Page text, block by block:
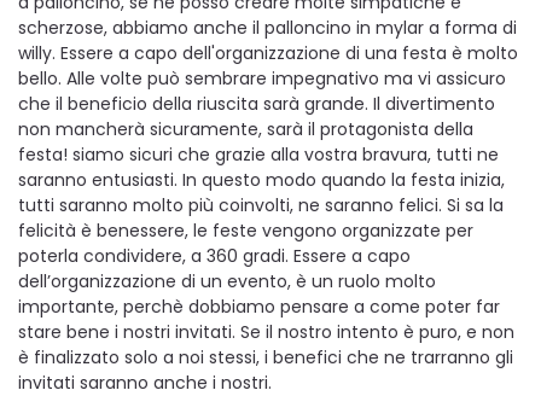
scherzose, abbiamo anche il palloncino in mylar a forma di
willy. Essere a capo dell'organizzazione di una festa è molto
bello. Alle volte può sembrare impegnativo ma vi assicuro
che il beneficio della riuscita sarà grande. Il divertimento
non mancherà sicuramente, sarà il protagonista della
festa! siamo sicuri che grazie alla vostra bravura, tutti ne
saranno entusiasti. In questo modo quando la festa inizia,
tutti saranno molto più coinvolti, ne saranno felici. Si sa la
felicità è benessere, le feste vengono organizzate per
poterla condividere, a 360 gradi. Essere a capo
dell’organizzazione di un evento, è un ruolo molto
importante, perchè dobbiamo pensare a come poter far
stare bene i nostri invitati. Se il nostro intento è puro, e non
è finalizzato solo a noi stessi, i benefici che ne trarranno gli
invitati saranno anche i nostri.